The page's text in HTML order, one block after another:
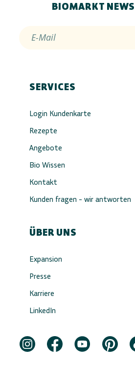
BIOMARKT
E-Mail
SERVICES
Login Kundenkarte
Rezepte
Angebote
Bio Wissen
Kontakt
Kunden fragen - wir antworten
ÜBER UNS
Expansion
Presse
Karriere
LinkedIn